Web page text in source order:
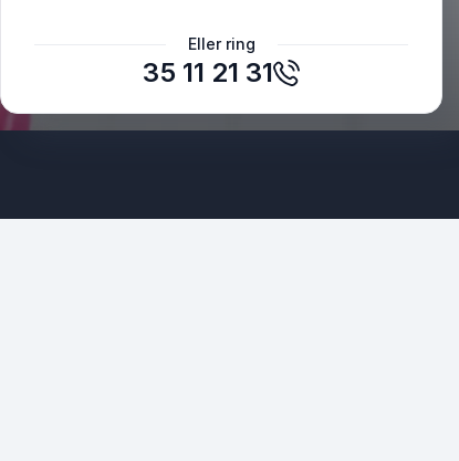
Eller ring
35 11 21 31
Nærum Menighedsbørnehus